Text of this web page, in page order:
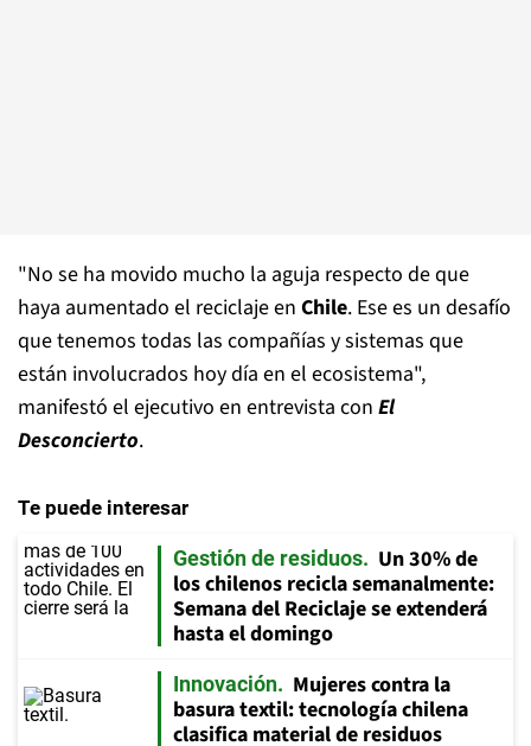
"No se ha movido mucho la aguja respecto de que
haya aumentado el reciclaje en Chile. Ese es un desafío
que tenemos todas las compañías y sistemas que
están involucrados hoy día en el ecosistema",
manifestó el ejecutivo en entrevista con El
Desconcierto.
Te puede interesar
Gestión de residuos
Un 30% de
los chilenos recicla semanalmente:
Semana del Reciclaje se extenderá
hasta el domingo
Innovación
Mujeres contra la
basura textil: tecnología chilena
clasifica material de residuos